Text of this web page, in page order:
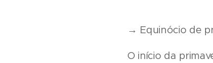
→ Equinócio de
O início da